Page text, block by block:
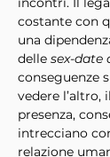
costante con
una
delle sex-date
conseguenze
vedere l’altro,
presenza,
intrecciano
relazione